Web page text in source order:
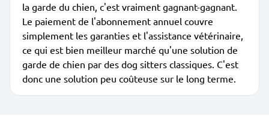
la garde du chien, c'est vraiment gagnant-gagnant.
Le paiement de l'abonnement annuel couvre
simplement les garanties et l'assistance vétérinaire,
ce qui est bien meilleur marché qu'une solution de
garde de chien par des dog sitters classiques. C'est
donc une solution peu coûteuse sur le long terme.